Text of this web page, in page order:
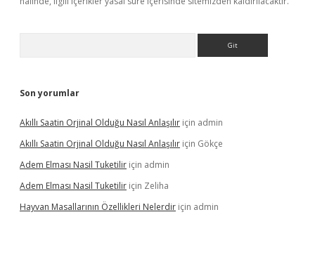
Son yorumlar
Akıllı Saatin Orjinal Olduğu Nasıl Anlaşılır için admin
Akıllı Saatin Orjinal Olduğu Nasıl Anlaşılır için Gökçe
Adem Elması Nasil Tuketilir için admin
Adem Elması Nasil Tuketilir için Zeliha
Hayvan Masallarının Özellikleri Nelerdir için admin